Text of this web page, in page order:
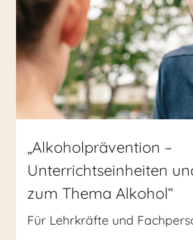
„Alkoholprävention –
Unterrichtseinheiten
zum Thema Alkohol“
Für Lehrkräfte und